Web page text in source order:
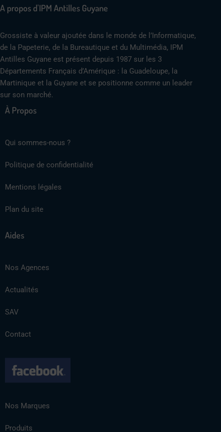
A propos d'IPM Antilles Guyane
Grossiste à valeur ajoutée dans le monde de l’Informatique,
de la Papeterie, de la Bureautique et du Multimédia, IPM
Antilles Guyane est présent depuis 1987 sur les 3
Départements Français d’Amérique : la Guadeloupe, la
Martinique et la Guyane et se positionne comme un leader
sur son marché.
À Propos
Qui sommes-nous ?
Politique de confidentialité
Mentions légales
Plan du site
Aides
Nos Agences
Actualités
SAV
Contact
Nos Marques
Produits